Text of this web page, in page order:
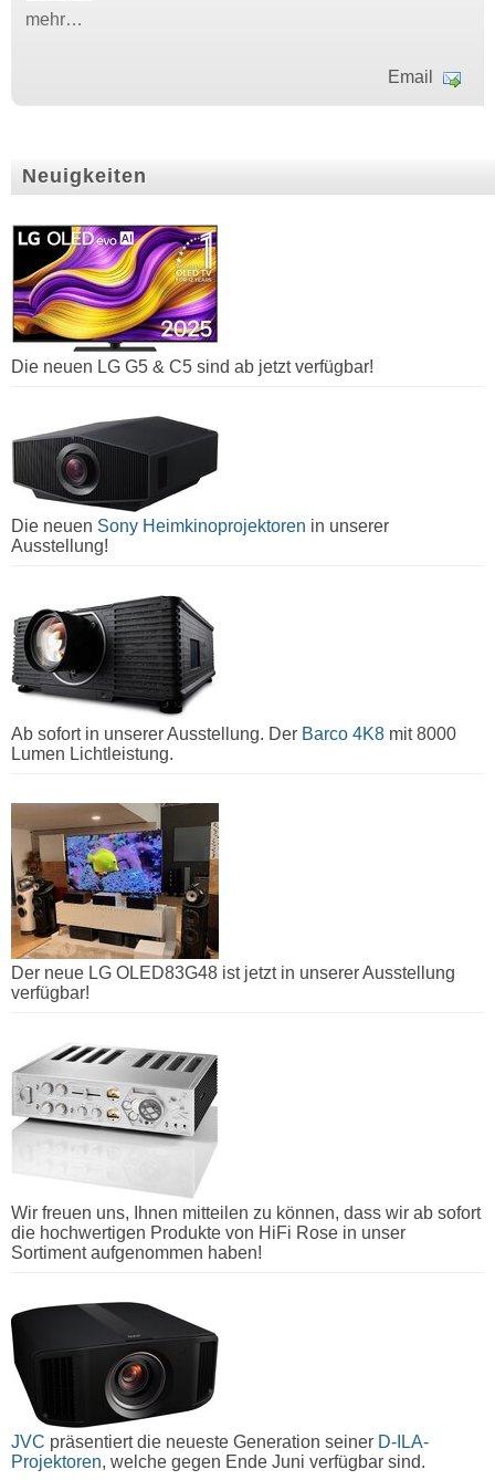
mehr…
Email
Neuigkeiten
Die neuen LG G5 & C5 sind ab jetzt verfügbar!
Die neuen Sony Heimkinoprojektoren in unserer
Ausstellung!
Ab sofort in unserer Ausstellung. Der Barco 4K8 mit 8000
Lumen Lichtleistung.
Der neue LG OLED83G48 ist jetzt in unserer Ausstellung
verfügbar!
Wir freuen uns, Ihnen mitteilen zu können, dass wir ab sofort
die hochwertigen Produkte von HiFi Rose in unser
Sortiment aufgenommen haben!
JVC präsentiert die neueste Generation seiner D-ILA-
Projektoren, welche gegen Ende Juni verfügbar sind.